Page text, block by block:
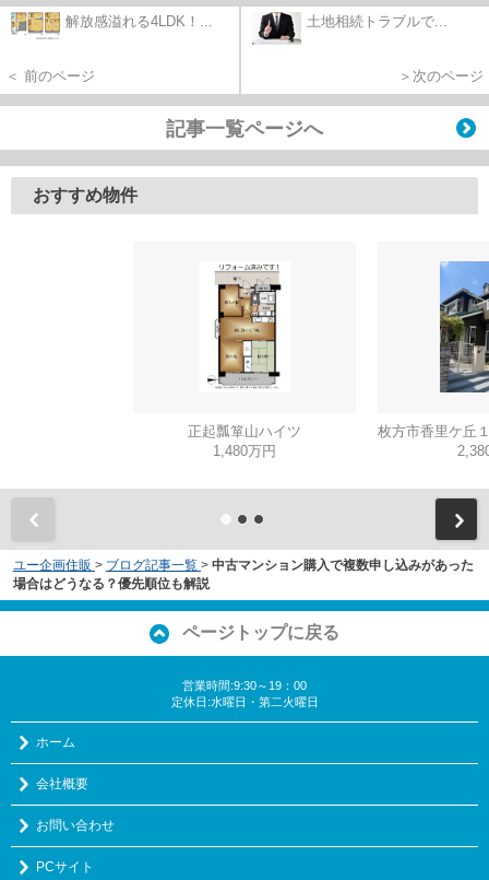
解放感溢れる4LDK！...
＜ 前のページ
土地相続トラブルで...
＞次のページ
記事一覧ページへ
おすすめ物件
正起瓢箪山ハイツ
1,480万円
ユー企画住販 > ブログ記事一覧 > 中古マンション購入で複数申し込みがあった
場合はどうなる？優先順位も解説
ページトップに戻る
営業時間:9:30～19：00
定休日:水曜日・第二火曜日
ホーム
会社概要
お問い合わせ
PCサイト